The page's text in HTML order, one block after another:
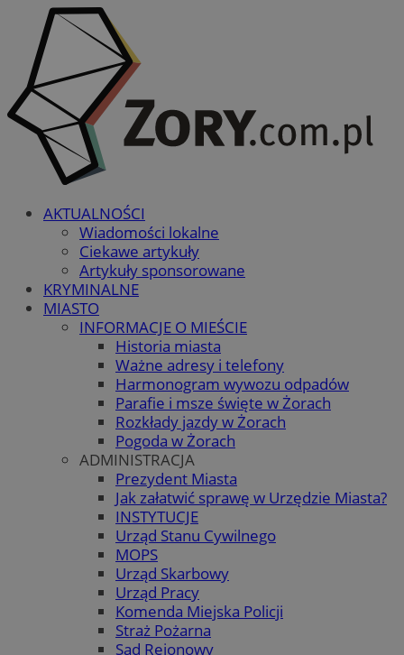
AKTUALNOŚCI
Wiadomości lokalne
Ciekawe artykuły
Artykuły sponsorowane
KRYMINALNE
MIASTO
INFORMACJE O MIEŚCIE
Historia miasta
Ważne adresy i telefony
Harmonogram wywozu odpadów
Parafie i msze święte w Żorach
Rozkłady jazdy w Żorach
Pogoda w Żorach
ADMINISTRACJA
Prezydent Miasta
Jak załatwić sprawę w Urzędzie Miasta?
INSTYTUCJE
Urząd Stanu Cywilnego
MOPS
Urząd Skarbowy
Urząd Pracy
Komenda Miejska Policji
Straż Pożarna
Sąd Rejonowy